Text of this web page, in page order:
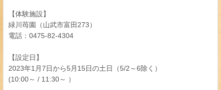
【体験施設】
緑川苺園（山武市富田273）
電話：0475-82-4304
【設定日】
2023年1月7日から5月15日の土日（5/2～6除く）
(10:00～ / 11:30～ ）